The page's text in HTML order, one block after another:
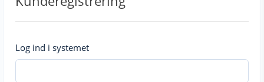
Log ind i systemet